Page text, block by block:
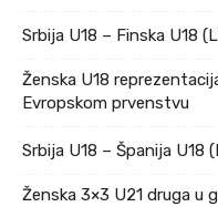
Srbija U18 – Finska U18
Ženska U18
Evropskom prvenstvu
Srbija U18 – Španija U18
Ženska 3×3 U21 druga u